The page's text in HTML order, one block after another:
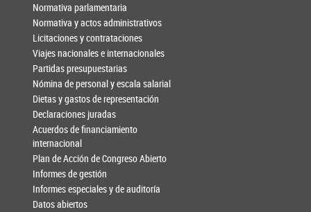
Normativa parlamentaria
Normativa y actos administrativos
Licitaciones y contrataciones
Viajes nacionales e internacionales
Partidas presupuestarias
Nómina de personal y escala salarial
Dietas y gastos de representación
Declaraciones juradas
Acuerdos de financiamiento
internacional
Plan de Acción de Congreso Abierto
Informes de gestión
Informes especiales y de auditoría
Datos abiertos